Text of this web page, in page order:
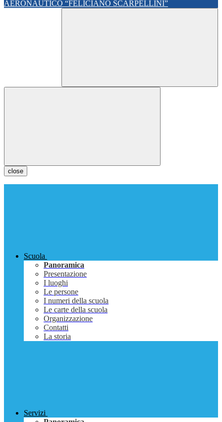
close
Scuola
Panoramica
Presentazione
I luoghi
Le persone
I numeri della scuola
Le carte della scuola
Organizzazione
Contatti
La storia
Servizi